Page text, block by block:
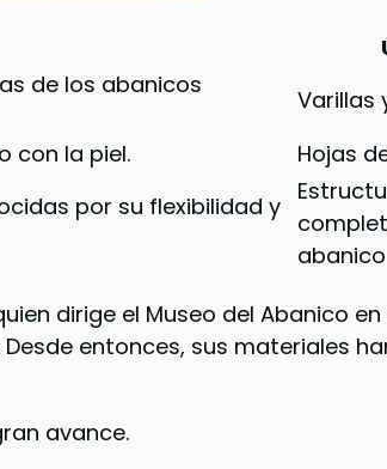
de los abanicos
Varillas
con la piel.
Hojas
por su flexibilidad y
abanico
dirige el Museo del Abanico en
entonces, sus materiales
avance.